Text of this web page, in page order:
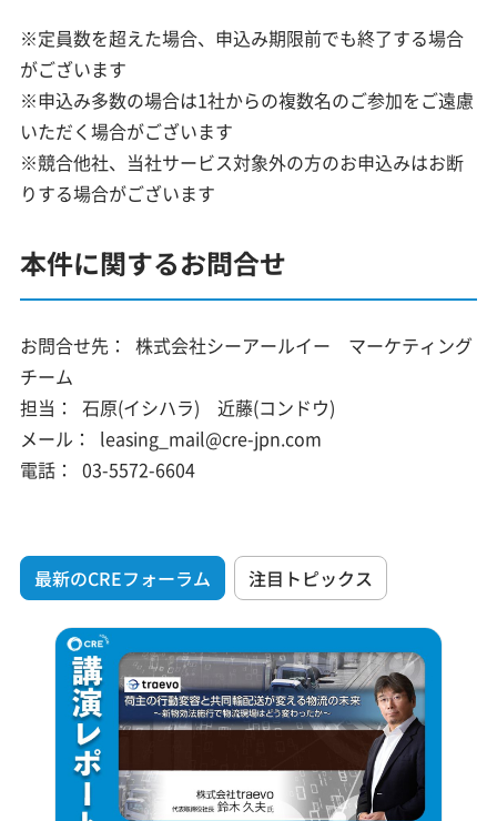
※定員数を超えた場合、申込み期限前でも終了する場合
がございます
※申込み多数の場合は1社からの複数名のご参加をご遠慮
いただく場合がございます
※競合他社、当社サービス対象外の方のお申込みはお断
りする場合がございます
本件に関するお問合せ
お問合せ先：
株式会社シーアールイー マーケティング
チーム
担当：
石原(イシハラ) 近藤(コンドウ)
メール：
leasing_mail@cre-jpn.com
電話：
03-5572-6604
最新のCREフォーラム 注目トピックス